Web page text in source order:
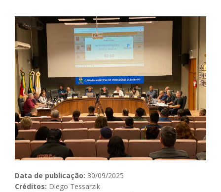
Data de publicação: 30/09/2025
Créditos: Diego Tessarzik